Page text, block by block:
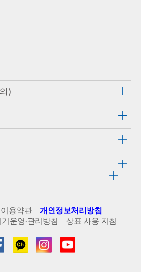
)
이용약관
개인정보처리방침
운영·관리방침
상표 사용 지침